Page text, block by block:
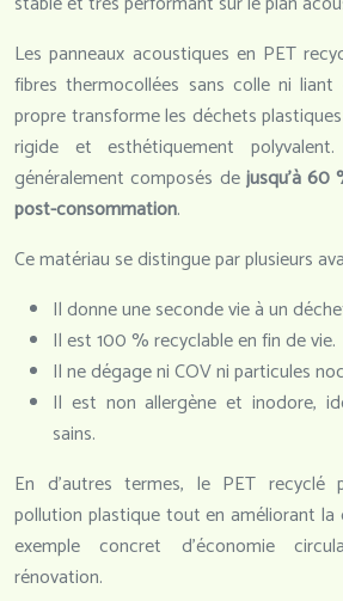
Les panneaux acoustiques en PET
fibres thermocollées sans colle ni liant
propre transforme les déchets
rigide et esthétiquement
généralement composés dejusqu’à 60
post-consommation.
Ce matériau se distingue par plusieurs
Il donne une seconde vie à un
Il est 100 % recyclable en fin de vie.
Il ne dégage ni COV ni particules
Il est non allergène et inodore,
sains.
En d’autres termes, le PET
pollution plastique tout en améliorant la
exemple concret d’économie
rénovation.